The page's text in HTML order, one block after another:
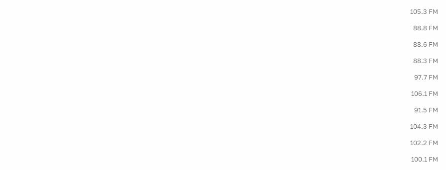
105.3 FM
88.8 FM
88.6 FM
88.3 FM
97.7 FM
106.1 FM
91.5 FM
104.3 FM
102.2 FM
100.1 FM